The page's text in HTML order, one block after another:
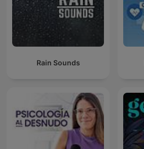
Rain Sounds